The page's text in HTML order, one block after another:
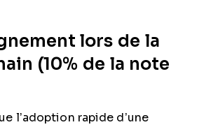
lors de la
(10% de la note
l’adoption rapide d’une